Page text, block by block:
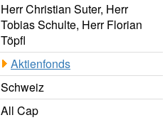
Herr Christian Suter, Herr
Tobias Schulte, Herr Florian
Töpfl
Aktienfonds
Schweiz
All Cap